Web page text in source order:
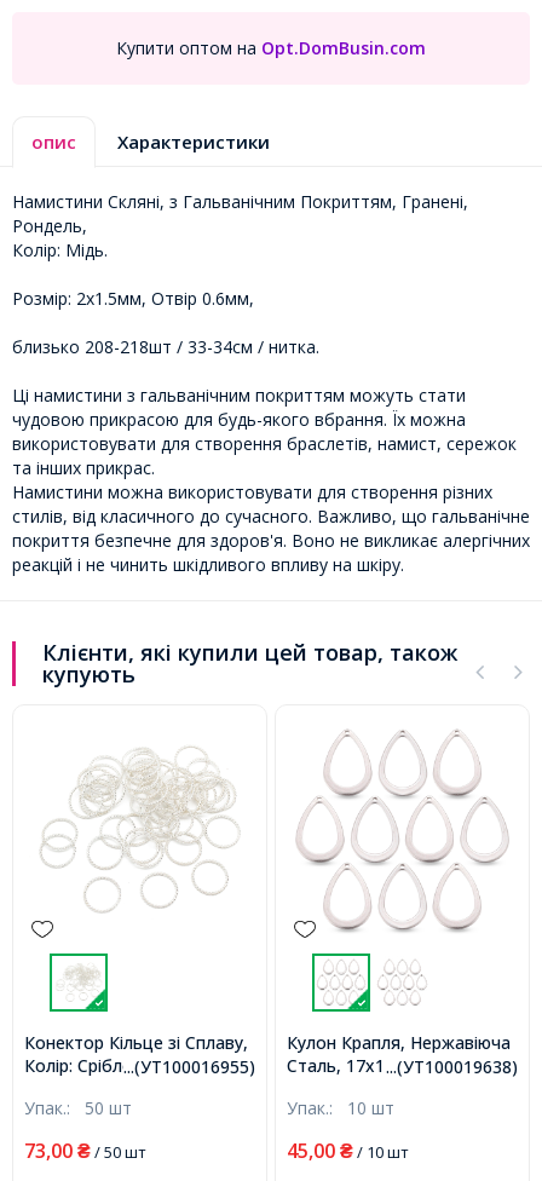
Купити оптом на Opt.DomBusin.com
опис Характеристики
Намистини Скляні, з Гальванічним Покриттям, Гранені,
Рондель,
Колір: Мідь.
Розмір: 2х1.5мм, Отвір 0.6мм,
близько 208-218шт / 33-34см / нитка.
Ці намистини з гальванічним покриттям можуть стати
чудовою прикрасою для будь-якого вбрання. Їх можна
використовувати для створення браслетів, намист, сережок
та інших прикрас.
Намистини можна використовувати для створення різних
стилів, від класичного до сучасного. Важливо, що гальванічне
покриття безпечне для здоров'я. Воно не викликає алергічних
реакцій і не чинить шкідливого впливу на шкіру.
Клієнти, які купили цей товар, також
купують
...(УТ100016955)
Конектор Кільце зі Сплаву,
Колір: Срібло, Розмір:
2мм, (УТ100016955)
Упак.: 50 шт
73,00 ₴/ 50 шт
...(УТ100019638)
Кулон Крапля, Нержавіюча
Сталь, 17х11х0.8мм, Отвір
Упак.: 10 шт
45,00 ₴/ 10 шт